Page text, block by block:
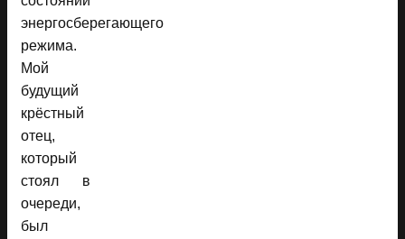
энергосберегающего
режима.
Мой
будущий
крёстный
отец,
который
стоял в
очереди,
был